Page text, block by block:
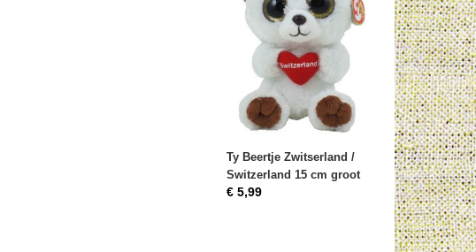
Ty Beertje Zwitserland /
Switzerland 15 cm groot
€ 5,99